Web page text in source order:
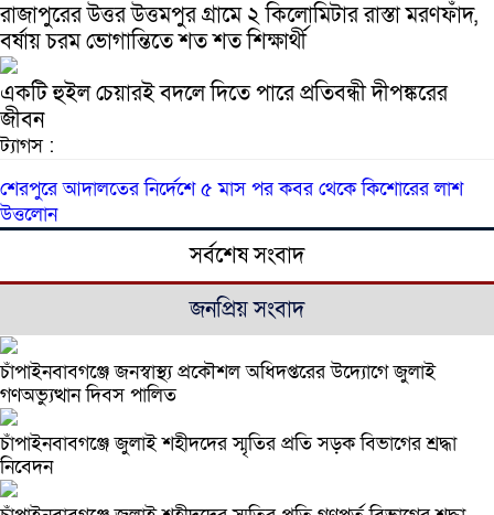
রাজাপুরের উত্তর উত্তমপুর গ্রামে ২ কিলোমিটার রাস্তা মরণফাঁদ,
বর্ষায় চরম ভোগান্তিতে শত শত শিক্ষার্থী
একটি হুইল চেয়ারই বদলে দিতে পারে প্রতিবন্ধী দীপঙ্করের
জীবন
ট্যাগস :
শেরপুরে আদালতের নির্দেশে ৫ মাস পর কবর থেকে কিশোরের লাশ
উত্তলোন
সর্বশেষ সংবাদ
জনপ্রিয় সংবাদ
চাঁপাইনবাবগঞ্জে জনস্বাস্থ্য প্রকৌশল অধিদপ্তরের উদ্যোগে জুলাই
গণঅভ্যুত্থান দিবস পালিত
চাঁপাইনবাবগঞ্জে জুলাই শহীদদের স্মৃতির প্রতি সড়ক বিভাগের শ্রদ্ধা
নিবেদন